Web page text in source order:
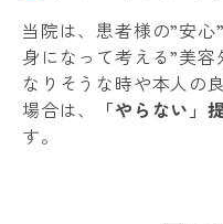
当院は、患者様の”安
身になって考える”美
なりそうな時や本人の
場合は、
「やらない」
す。